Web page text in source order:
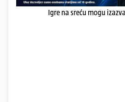
Igre na sreću mogu